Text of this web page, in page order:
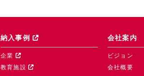
会社案内
ビジョン
会社概要
納入事例
企業
教育施設